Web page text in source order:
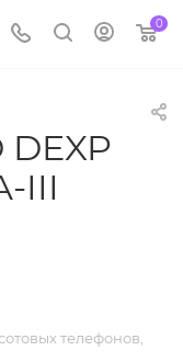
0
DEXP
III
телефонов,